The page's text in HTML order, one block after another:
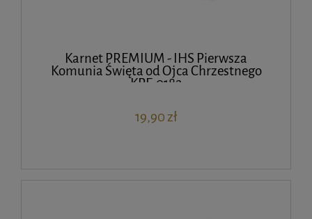
Karnet PREMIUM - IHS Pierwsza
Komunia Święta od Ojca Chrzestnego
KPE-0182
19,90 zł